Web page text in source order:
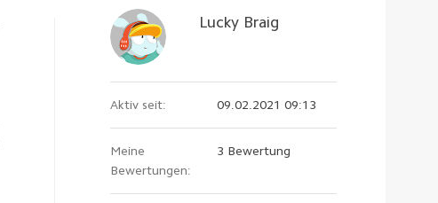
Lucky Braig
Aktiv seit: 09.02.2021 09:13
Meine
Bewertungen:
3 Bewertung